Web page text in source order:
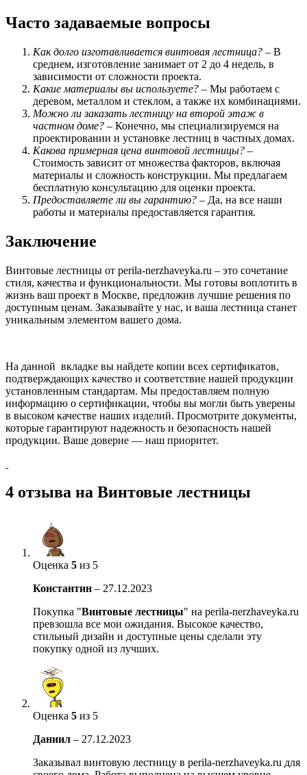
Часто задаваемые вопросы
Как долго изготавливается винтовая лестница? – В
среднем, изготовление занимает от 2 до 4 недель, в
зависимости от сложности проекта.
Какие материалы вы используете? – Мы работаем с
деревом, металлом и стеклом, а также их комбинациями.
Можно ли заказать лестницу на второй этаж в
частном доме? – Конечно, мы специализируемся на
проектировании и установке лестниц в частных домах.
Какова примерная цена винтовой лестницы? –
Стоимость зависит от множества факторов, включая
материалы и сложность конструкции. Мы предлагаем
бесплатную консультацию для оценки проекта.
Предоставляете ли вы гарантию? – Да, на все наши
работы и материалы предоставляется гарантия.
Заключение
Винтовые лестницы от perila-nerzhaveyka.ru – это сочетание
стиля, качества и функциональности. Мы готовы воплотить в
жизнь ваш проект в Москве, предложив лучшие решения по
доступным ценам. Заказывайте у нас, и ваша лестница станет
уникальным элементом вашего дома.
На данной вкладке вы найдете копии всех сертификатов,
подтверждающих качество и соответствие нашей продукции
установленным стандартам. Мы предоставляем полную
информацию о сертификации, чтобы вы могли быть уверены
в высоком качестве наших изделий. Просмотрите документы,
которые гарантируют надежность и безопасность нашей
продукции. Ваше доверие — наш приоритет.
4 отзыва на Винтовые лестницы
Оценка 5 из 5
Константин – 27.12.2023
Покупка "Винтовые лестницы" на perila-nerzhaveyka.ru
превзошла все мои ожидания. Высокое качество,
стильный дизайн и доступные цены сделали эту
покупку одной из лучших.
Оценка 5 из 5
Даниил – 27.12.2023
Заказывал винтовую лестницу в perila-nerzhaveyka.ru для